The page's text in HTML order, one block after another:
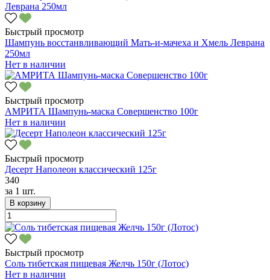
Быстрый просмотр
Шампунь восстанвливающий Мать-и-мачеха и Хмель Леврана
250мл
Нет в наличии
Быстрый просмотр
АМРИТА Шампунь-маска Совершенство 100г
Нет в наличии
Быстрый просмотр
Десерт Наполеон классический 125г
340
за 1 шт.
В корзину
Быстрый просмотр
Соль тибетская пищевая Желчь 150г (Лотос)
Нет в наличии